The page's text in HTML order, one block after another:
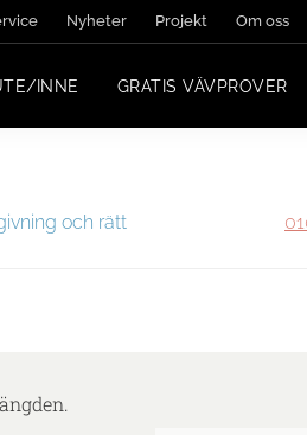
Nyheter Projekt Om oss
INNE GRATIS VÄVPROVER
och rätt